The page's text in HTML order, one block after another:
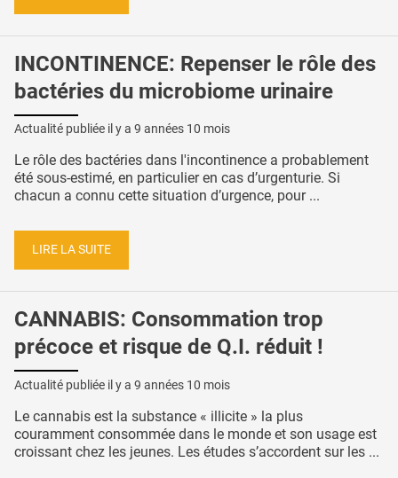
INCONTINENCE: Repenser le rôle des
bactéries du microbiome urinaire
Actualité publiée il y a 9 années 10 mois
Le rôle des bactéries dans l'incontinence a probablement
été sous-estimé, en particulier en cas d’urgenturie. Si
chacun a connu cette situation d’urgence, pour ...
LIRE LA SUITE
CANNABIS: Consommation trop
précoce et risque de Q.I. réduit !
Actualité publiée il y a 9 années 10 mois
Le cannabis est la substance « illicite » la plus
couramment consommée dans le monde et son usage est
croissant chez les jeunes. Les études s’accordent sur les ...